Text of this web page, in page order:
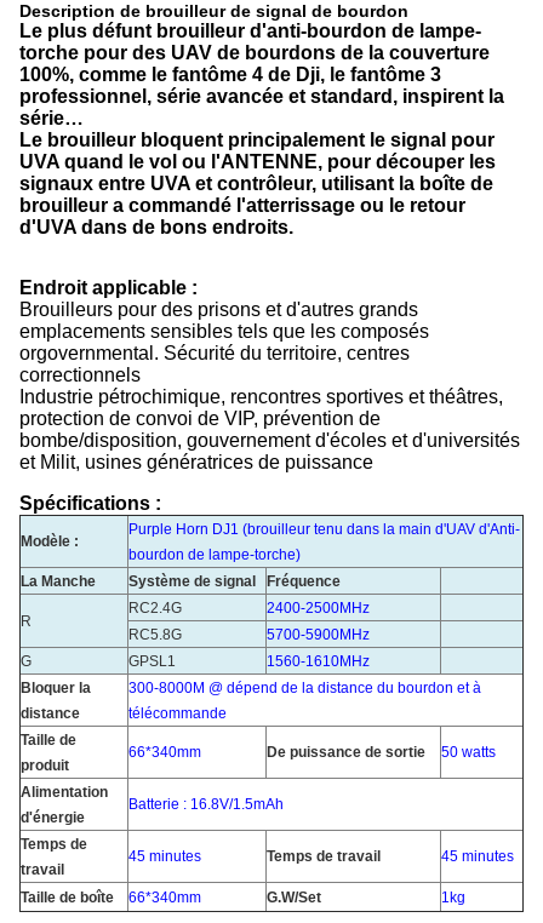
Description de brouilleur de signal de bourdon
Le plus défunt brouilleur d'anti-bourdon de lampe-
torche pour des UAV de bourdons de la couverture
100%, comme le fantôme 4 de Dji, le fantôme 3
professionnel, série avancée et standard, inspirent la
série…
Le brouilleur bloquent principalement le signal pour
UVA quand le vol ou l'ANTENNE, pour découper les
signaux entre UVA et contrôleur, utilisant la boîte de
brouilleur a commandé l'atterrissage ou le retour
d'UVA dans de bons endroits.
Endroit applicable :
Brouilleurs pour des prisons et d'autres grands
emplacements sensibles tels que les composés
orgovernmental. Sécurité du territoire, centres
correctionnels
Industrie pétrochimique, rencontres sportives et théâtres,
protection de convoi de VIP, prévention de
bombe/disposition, gouvernement d'écoles et d'universités
et Milit, usines génératrices de puissance
Spécifications :
Modèle :
Purple Horn DJ1 (brouilleur tenu dans la main d'UAV d'Anti-
bourdon de lampe-torche)
La Manche
Système de signal Fréquence
R
RC2.4G
2400-2500MHz
RC5.8G
5700-5900MHz
G
GPSL1
1560-1610MHz
Bloquer la
distance
300-8000M @ dépend de la distance du bourdon et à
télécommande
Taille de
produit
66*340mm De puissance de sortie 50 watts
Alimentation
d'énergie
Batterie : 16.8V/1.5mAh
Temps de
travail
45 minutes Temps de travail 45 minutes
Taille de boîte 66*340mm G.W/Set 1kg